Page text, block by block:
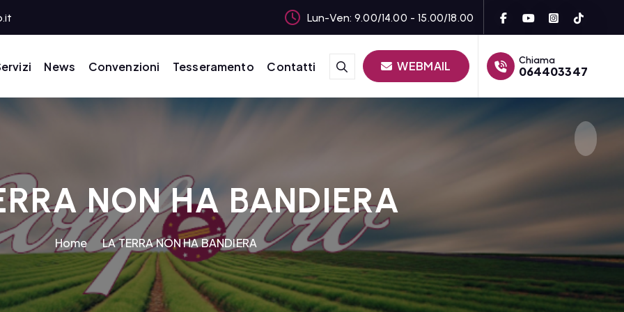
Lun-Ven: 9.00/14.00 - 15.00/18.00
News Convenzioni Tesseramento Contatti WEBMAIL Chiama
064403347
NON HA BANDIERA
Home LA TERRA NON HA BANDIERA